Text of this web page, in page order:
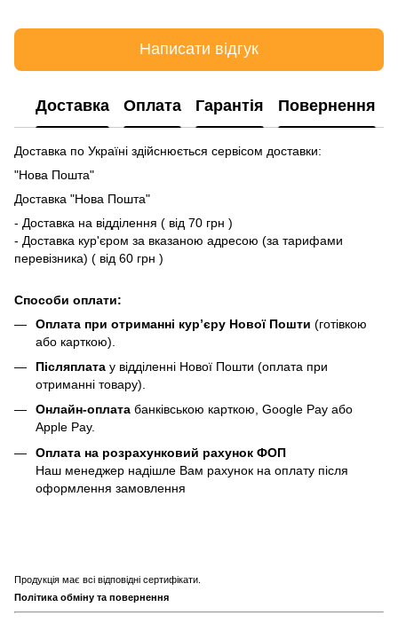
Написати відгук
Доставка Оплата Гарантія Повернення
Доставка по Україні здійснюється сервісом доставки:
"Нова Пошта"
Доставка "Нова Пошта"
- Доставка на відділення ( від 70 грн )
- Доставка кур'єром за вказаною адресою (за тарифами
перевізника) ( від 60 грн )
Способи оплати:
Оплата при отриманні кур’єру Нової Пошти (готівкою
або карткою).
Післяплата у відділенні Нової Пошти (оплата при
отриманні товару).
Онлайн-оплата банківською карткою, Google Pay або
Apple Pay.
Оплата на розрахунковий рахунок ФОП
Наш менеджер надішле Вам рахунок на оплату після
оформлення замовлення
Продукція має всі відповідні сертифікати.
Політика обміну та повернення